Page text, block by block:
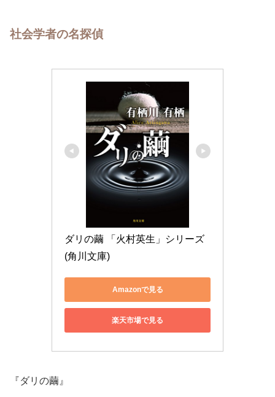
社会学者の名探偵
ダリの繭 「火村英生」シリーズ
(角川文庫)
Amazonで見る
楽天市場で見る
『ダリの繭』